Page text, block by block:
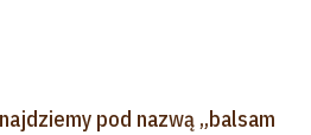
pod nazwą „balsam